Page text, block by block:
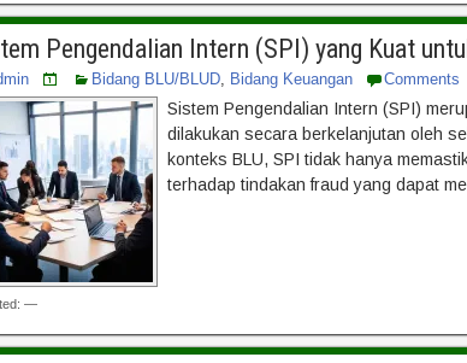
Pengendalian Intern (SPI) yang Kuat
Bidang BLU/BLUD, Bidang Keuangan Comments
Sistem Pengendalian Intern (SPI)
dilakukan secara berkelanjutan oleh
konteks BLU, SPI tidak hanya
terhadap tindakan fraud yang dapat
—